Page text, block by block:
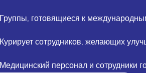
Группы, готовящиеся к
Курирует сотрудников, желающих
Медицинский персонал и сотрудники